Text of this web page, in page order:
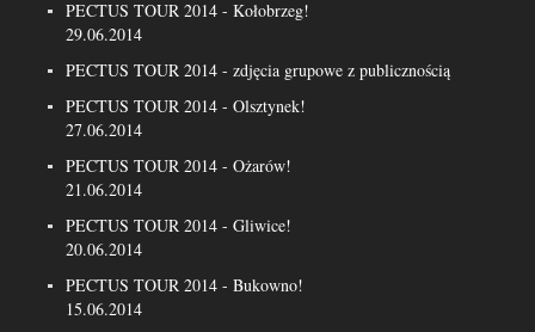
PECTUS TOUR 2014 - Kołobrzeg!
29.06.2014
PECTUS TOUR 2014 - zdjęcia grupowe z publicznością
PECTUS TOUR 2014 - Olsztynek!
27.06.2014
PECTUS TOUR 2014 - Ożarów!
21.06.2014
PECTUS TOUR 2014 - Gliwice!
20.06.2014
PECTUS TOUR 2014 - Bukowno!
15.06.2014